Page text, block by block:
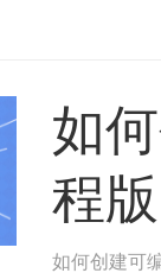
如
程版
如何创建可